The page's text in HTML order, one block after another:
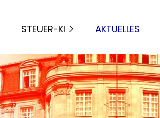
STEUER-KI AKTUELLES